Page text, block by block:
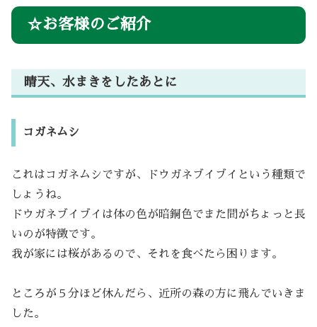
☆お客様のご紹介
晴天、水まきをしたあとに
コガネムシ
これはコガネムシですが、ドウガネブイブイという種類で
しょうね。
ドウガネブイブイは体の色が暗銅色でまた間がちょっと長
いのが特徴です。
我が家には桜があるので、それを食べたら困ります。
ところが５分ほど休んだら、近所の森の方に飛んでいきま
した。